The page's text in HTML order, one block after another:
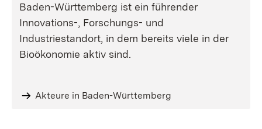
Baden-Württemberg ist ein führender
Innovations-, Forschungs- und
Industriestandort, in dem bereits viele in der
Bioökonomie aktiv sind.
Akteure in Baden-Württemberg